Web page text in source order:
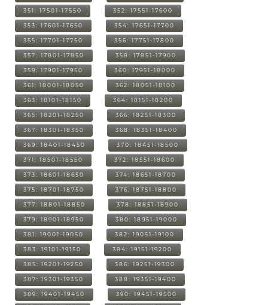
351: 17501-17550 352: 17551-17600
353: 17601-17650 354: 17651-17700
355: 17701-17750 356: 17751-17800
357: 17801-17850 358: 17851-17900
359: 17901-17950 360: 17951-18000
361: 18001-18050 362: 18051-18100
363: 18101-18150 364: 18151-18200
365: 18201-18250 366: 18251-18300
367: 18301-18350 368: 18351-18400
369: 18401-18450 370: 18451-18500
371: 18501-18550 372: 18551-18600
373: 18601-18650 374: 18651-18700
375: 18701-18750 376: 18751-18800
377: 18801-18850 378: 18851-18900
379: 18901-18950 380: 18951-19000
381: 19001-19050 382: 19051-19100
383: 19101-19150 384: 19151-19200
385: 19201-19250 386: 19251-19300
387: 19301-19350 388: 19351-19400
389: 19401-19450 390: 19451-19500